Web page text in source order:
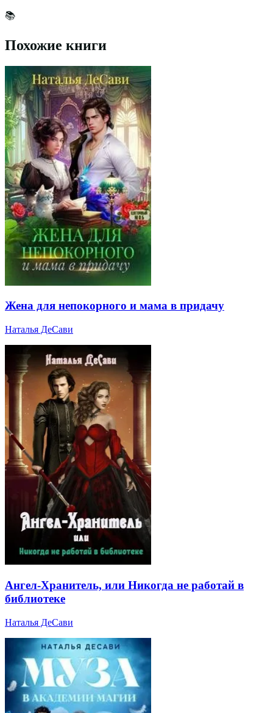
📚
Похожие книги
Жена для непокорного и мама в придачу
Наталья ДеСави
Ангел-Хранитель, или Никогда не работай в
библиотеке
Наталья ДеСави